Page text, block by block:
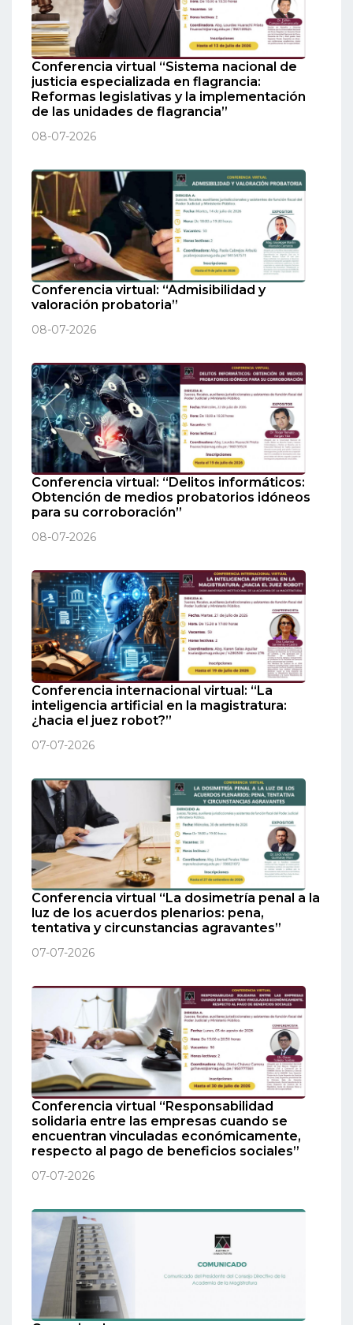
Conferencia virtual “Sistema nacional de
justicia especializada en flagrancia:
Reformas legislativas y la implementación
de las unidades de flagrancia”
08-07-2026
Conferencia virtual: “Admisibilidad y
valoración probatoria”
08-07-2026
Conferencia virtual: “Delitos informáticos:
Obtención de medios probatorios idóneos
para su corroboración”
08-07-2026
Conferencia internacional virtual: “La
inteligencia artificial en la magistratura:
¿hacia el juez robot?”
07-07-2026
Conferencia virtual “La dosimetría penal a la
luz de los acuerdos plenarios: pena,
tentativa y circunstancias agravantes”
07-07-2026
Conferencia virtual “Responsabilidad
solidaria entre las empresas cuando se
encuentran vinculadas económicamente,
respecto al pago de beneficios sociales”
07-07-2026